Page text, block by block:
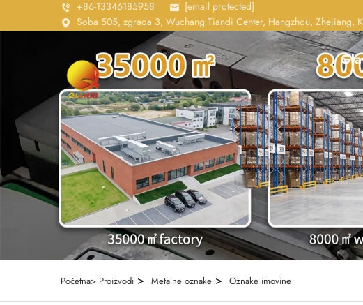
+86-13346185958
[email protected]
Soba 505, zgrada 3, Wuchang Tiandi Center, Hangzhou, Zhejiang,
Početna> Proizvodi > Metalne oznake > Oznake imovine